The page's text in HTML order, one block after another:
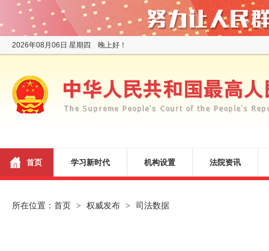
2026年08月06日 星期四 晚上好！
首页 学习新时代 机构设置 法院资讯
所在位置： 首页 > 权威发布 > 司法数据